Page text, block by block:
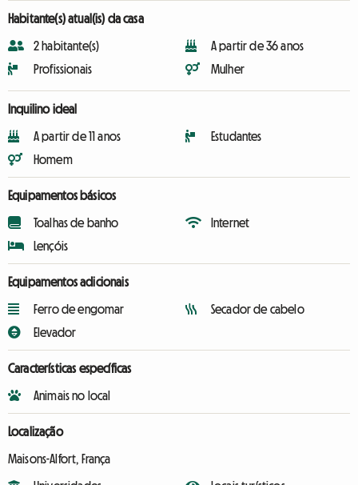
Habitante(s) atual(is) da casa
2 habitante(s)
Profissionais
A partir de 36 anos
Mulher
Inquilino ideal
A partir de 11 anos
Homem
Estudantes
Equipamentos básicos
Toalhas de banho
Lençóis
Internet
Equipamentos adicionais
Ferro de engomar
Elevador
Secador de cabelo
Características específicas
Animais no local
Localização
Maisons-Alfort, França